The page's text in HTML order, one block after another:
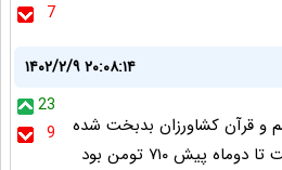
7
۱۴۰۲/۲/۹ ۲۰:۰۸:۱۴
23
9
و قرآن کشاورزان بدبخت شده
۱۵ تومن آخه شش جفت تا دوماه پیش ۷۱۰ تومن بود